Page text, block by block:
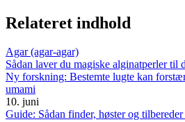
Relateret indhold
Agar (agar-agar)
Sådan laver du magiske alginatperler til
Ny forskning: Bestemte lugte kan
umami
10. juni
Guide: Sådan finder, høster og